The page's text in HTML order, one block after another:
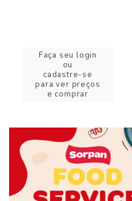
Faça seu login
ou
cadastre-se
para ver preços
e comprar